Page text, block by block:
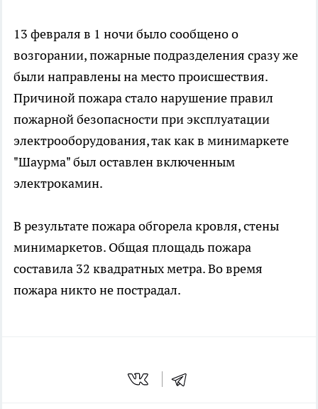
13 февраля в 1 ночи было сообщено о
возгорании, пожарные подразделения сразу же
были направлены на место происшествия.
Причиной пожара стало нарушение правил
пожарной безопасности при эксплуатации
электрооборудования, так как в минимаркете
"Шаурма" был оставлен включенным
электрокамин.
В результате пожара обгорела кровля, стены
минимаркетов. Общая площадь пожара
составила 32 квадратных метра. Во время
пожара никто не пострадал.